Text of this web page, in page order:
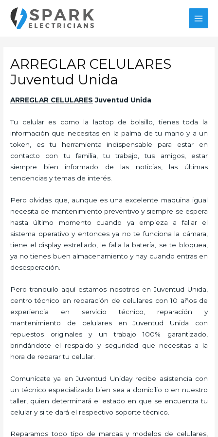
contenido
ARREGLAR CELULARES
Juventud Unida
ARREGLAR CELULARES Juventud Unida
Tu celular es como la laptop de bolsillo, tienes toda la
información que necesitas en la palma de tu mano y a un
token, es tu herramienta indispensable para estar en
contacto con tu familia, tu trabajo, tus amigos, estar
siempre bien informado de las noticias, las últimas
tendencias y temas de interés.
Pero olvidas que, aunque es una excelente maquina igual
necesita de mantenimiento preventivo y siempre se espera
hasta último momento cuando ya empieza a fallar el
sistema operativo y entonces ya no te funciona la cámara,
tiene el display estrellado, le falla la batería, se te bloquea,
ya no tienes buen almacenamiento y hay cuando entras en
desesperación.
Pero tranquilo aquí estamos nosotros en Juventud Unida,
centro técnico en reparación de celulares con 10 años de
experiencia en servicio técnico, reparación y
mantenimiento de celulares en Juventud Unida con
repuestos originales y un trabajo 100% garantizado,
brindándote el respaldo y seguridad que necesitas a la
hora de reparar tu celular.
Comunícate ya en Juventud Uniday recibe asistencia con
un técnico especializado bien sea a domicilio o en nuestro
taller, quien determinará el estado en que se encuentra tu
celular y si te dará el respectivo soporte técnico.
Reparamos todo tipo de marcas y modelos de celulares,